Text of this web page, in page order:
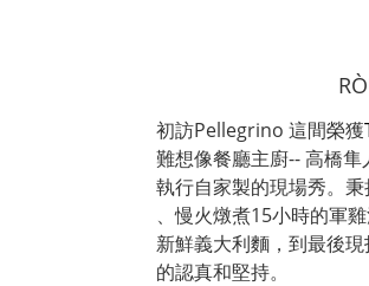
初訪Pellegrino 這間榮獲
難想像餐廳主廚-- 高橋
執行自家製的現場秀。
、慢火燉煮15小時的軍
新鮮義大利麵，到最後
的認真和堅持。